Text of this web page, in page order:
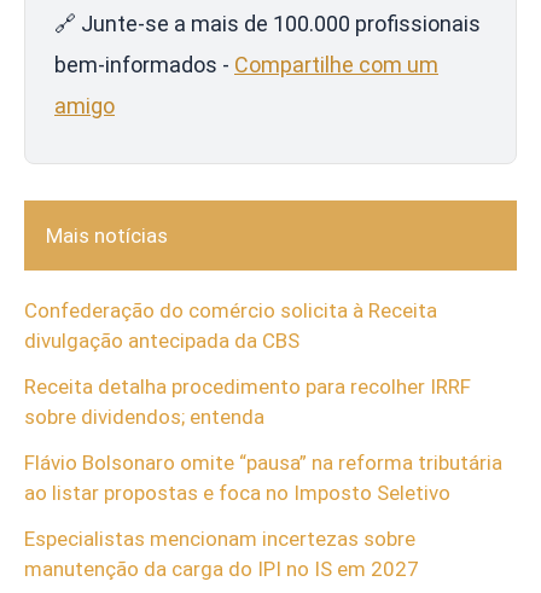
🔗 Junte-se a mais de 100.000 profissionais
bem-informados - Compartilhe com um
amigo
Mais notícias
Confederação do comércio solicita à Receita
divulgação antecipada da CBS
Receita detalha procedimento para recolher IRRF
sobre dividendos; entenda
Flávio Bolsonaro omite “pausa” na reforma tributária
ao listar propostas e foca no Imposto Seletivo
Especialistas mencionam incertezas sobre
manutenção da carga do IPI no IS em 2027